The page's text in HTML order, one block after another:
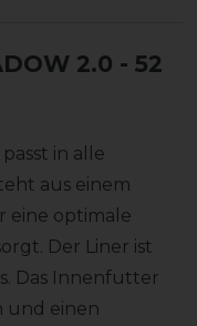
2.0 - 52
in alle
aus einem
eine optimale
Der Liner ist
Das Innenfutter
und einen